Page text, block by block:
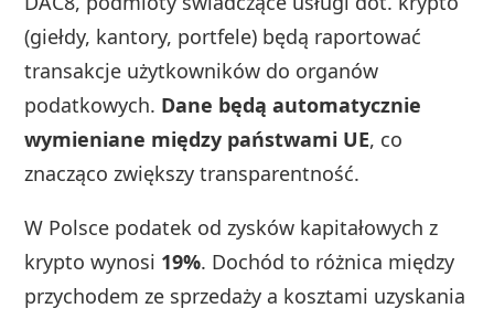
(giełdy, kantory, portfele) będą raportować
transakcje użytkowników do organów
podatkowych. Dane będą automatycznie
wymieniane między państwami UE, co
znacząco zwiększy transparentność.
W Polsce podatek od zysków kapitałowych z
krypto wynosi 19%. Dochód to różnica między
przychodem ze sprzedaży a kosztami uzyskania